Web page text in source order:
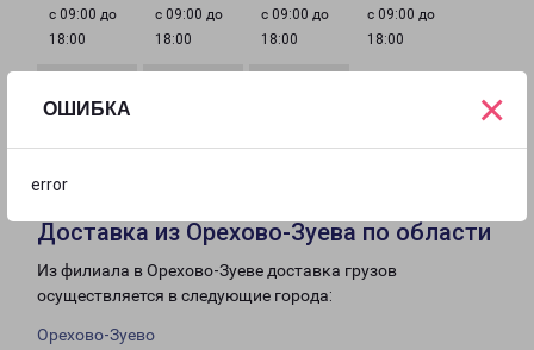
ОШИБКА
error
×
с 09:00 до
18:00
с 09:00 до
18:00
с 09:00 до
18:00
с 09:00 до
18:00
с 09:00 до
Доставка из Орехово-Зуева по области
Из филиала в Орехово-Зуеве доставка грузов
осуществляется в следующие города:
Орехово-Зуево